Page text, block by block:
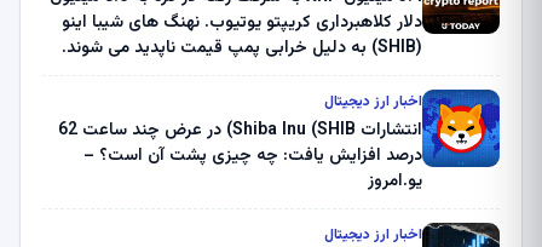
دلار کلاهبرداری کریپتو یوتیوب. نهنگ های شیبا اینو
(SHIB) به دلیل خرابی پمپ قیمت ناپدید می شوند.
ثبت کرد – گزارش کریپتو صبح – U.Today
اخبار ارز دیجیتال
انتشارات Shiba Inu (SHIB) در عرض چند ساعت 62
درصد افزایش یافت: چه چیزی پشت آن است؟ –
یو.امروز
اخبار ارز دیجیتال